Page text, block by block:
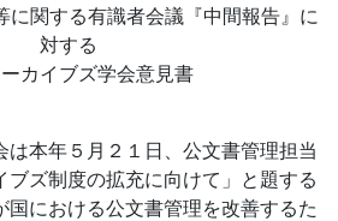
に関する有識者会議『中間報告』に
対する
カイブズ学会意見書
は本年５月２１日、公文書管理担当
ブズ制度の拡充に向けて」と題する
国における公文書管理を改善するた